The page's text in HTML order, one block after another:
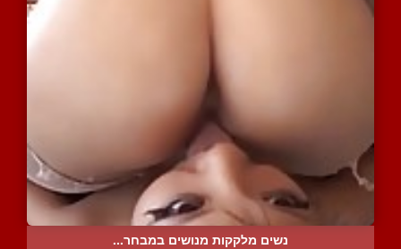
נשים מלקקות מנושים במבחר...